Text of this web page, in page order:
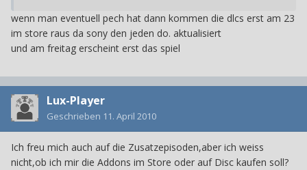
wenn man eventuell pech hat dann kommen die dlcs erst am 23
im store raus da sony den jeden do. aktualisiert
und am freitag erscheint erst das spiel
Lux-Player
Geschrieben 11. April 2010
Ich freu mich auch auf die Zusatzepisoden,aber ich weiss
nicht,ob ich mir die Addons im Store oder auf Disc kaufen soll?